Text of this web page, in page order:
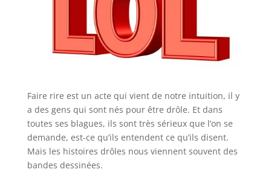
Faire rire est un acte qui vient de notre intuition, il y
a des gens qui sont nés pour être drôle. Et dans
toutes ses blagues, ils sont très sérieux que l’on se
demande, est-ce qu’ils entendent ce qu’ils disent.
Mais les histoires drôles nous viennent souvent des
bandes dessinées.